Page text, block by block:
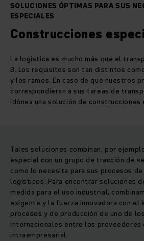
SOLUCIONES ÓPTIMAS PARA SUS
ESPECIALES
Construcciones
La logística es mucho más que el
B. Los requisitos son tan distintos
y los ramos. En caso de que nuestros
correspondieran a sus tareas de
idónea una solución de construcciones
Tales soluciones combinan, por
especial con un grupo de tracción de
como lo necesita para sus procesos
logísticos. Para encontrar soluciones
medida para el uso industrial,
exigente y la fuerza innovadora con el
procesos y de producción de uno de
internacionales entre los proveedores
intraempresarial.